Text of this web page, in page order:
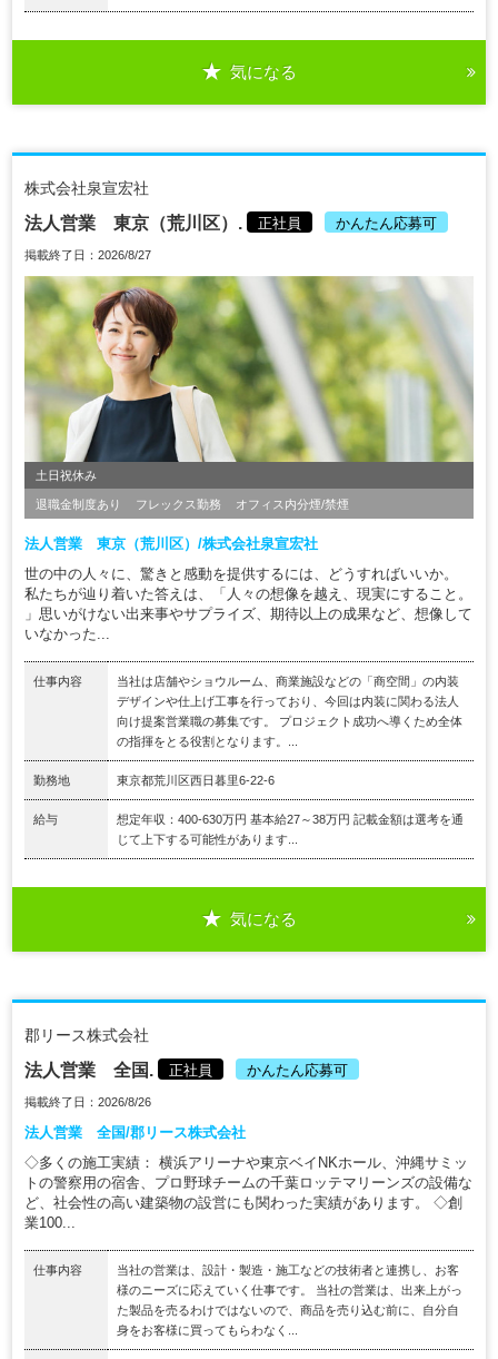
気になる
株式会社泉宣宏社
法人営業 東京（荒川区）. 正社員 かんたん応募可
掲載終了日：2026/8/27
土日祝休み
退職金制度あり フレックス勤務 オフィス内分煙/禁煙
法人営業 東京（荒川区）/株式会社泉宣宏社
世の中の人々に、驚きと感動を提供するには、どうすればいいか。
私たちが辿り着いた答えは、「人々の想像を越え、現実にすること。
」思いがけない出来事やサプライズ、期待以上の成果など、想像して
いなかった...
仕事内容
当社は店舗やショウルーム、商業施設などの「商空間」の内装
デザインや仕上げ工事を行っており、今回は内装に関わる法人
向け提案営業職の募集です。 プロジェクト成功へ導くため全体
の指揮をとる役割となります。...
勤務地 東京都荒川区西日暮里6-22-6
給与
想定年収：400-630万円 基本給27～38万円 記載金額は選考を通
じて上下する可能性があります...
気になる
郡リース株式会社
法人営業 全国. 正社員 かんたん応募可
掲載終了日：2026/8/26
法人営業 全国/郡リース株式会社
◇多くの施工実績： 横浜アリーナや東京ベイNKホール、沖縄サミッ
トの警察用の宿舎、プロ野球チームの千葉ロッテマリーンズの設備な
ど、社会性の高い建築物の設営にも関わった実績があります。 ◇創
業100...
仕事内容
当社の営業は、設計・製造・施工などの技術者と連携し、お客
様のニーズに応えていく仕事です。 当社の営業は、出来上がっ
た製品を売るわけではないので、商品を売り込む前に、自分自
身をお客様に買ってもらわなく...